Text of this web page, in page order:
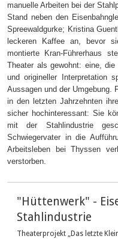
manuelle Arbeiten bei der
Stand neben den
Spreewaldgurke; Kristina
leckeren Kaffee an, bevor
montierte Kran-Führerhaus
Theater als gewohnt: eine,
und origineller Interpretation
Aussagen und der Umgebung.
in den letzten Jahrzehnten
sicher hochinteressant: Sie
mit der Stahlindustrie
Schwiegervater in die
Arbeitsleben bei Thyssen
verstorben.
"Hüttenwerk" -
Stahlindustrie
Theaterprojekt „Das letzte